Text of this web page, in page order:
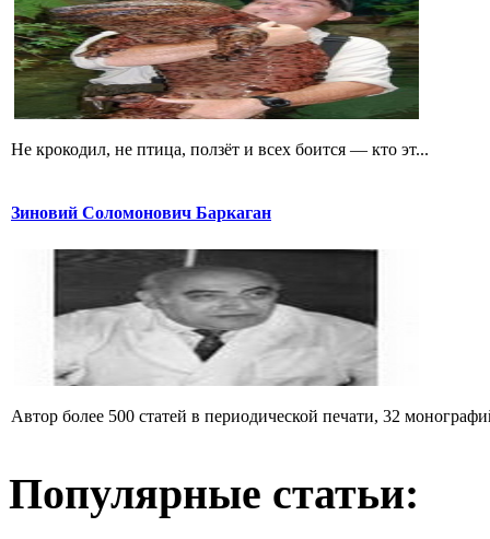
Не крокодил, не птица, ползёт и всех боится — кто эт...
Зиновий Соломонович Баркаган
Автор более 500 статей в периодической печати, 32
Популярные статьи: